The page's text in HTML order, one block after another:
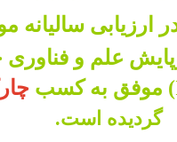
ارزیابی سالیانه
علم و فناوری
گردیده است.